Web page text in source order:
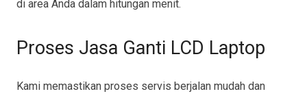
di area Anda dalam hitungan menit.
Proses Jasa Ganti LCD Laptop
Kami memastikan proses servis berjalan mudah dan